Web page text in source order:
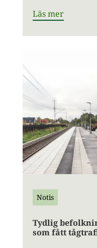
Läs mer
Notis
Tydlig
som fått